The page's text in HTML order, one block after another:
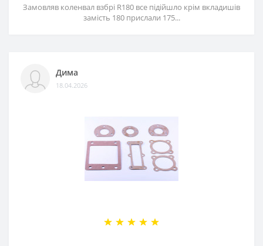
Замовляв коленвал взбрі R180 все підійшло крім вкладишів
замість 180 прислали 175...
Дима
18.04.2026